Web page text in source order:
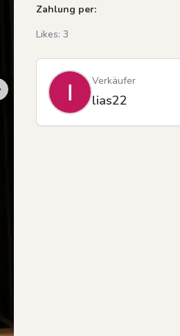
slide Previous slide
Zahlung per:
Likes: 3
Verkäufer
lias22